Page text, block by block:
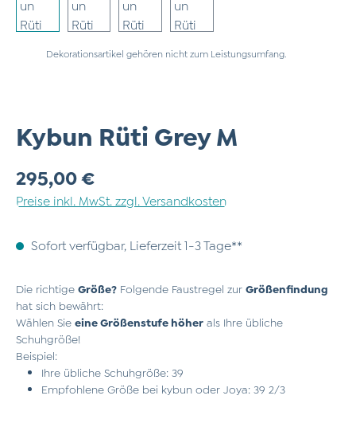
Dekorationsartikel gehören nicht zum Leistungsumfang.
Kybun Rüti Grey M
Regulärer Preis:
295,00 €
Preise inkl. MwSt. zzgl. Versandkosten
Sofort verfügbar, Lieferzeit 1-3 Tage**
Die richtige Größe? Folgende Faustregel zur Größenfindung
hat sich bewährt:
Wählen Sie eine Größenstufe höher als Ihre übliche
Schuhgröße!
Beispiel:
Ihre übliche Schuhgröße: 39
Empfohlene Größe bei kybun oder Joya: 39 2/3